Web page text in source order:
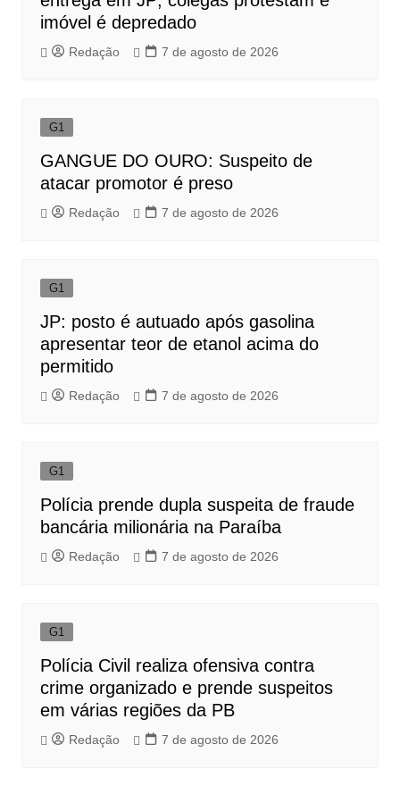
imóvel é depredado
Redação 7 de agosto de 2026
G1
GANGUE DO OURO: Suspeito de
atacar promotor é preso
Redação 7 de agosto de 2026
G1
JP: posto é autuado após gasolina
apresentar teor de etanol acima do
permitido
Redação 7 de agosto de 2026
G1
Polícia prende dupla suspeita de fraude
bancária milionária na Paraíba
Redação 7 de agosto de 2026
G1
Polícia Civil realiza ofensiva contra
crime organizado e prende suspeitos
em várias regiões da PB
Redação 7 de agosto de 2026